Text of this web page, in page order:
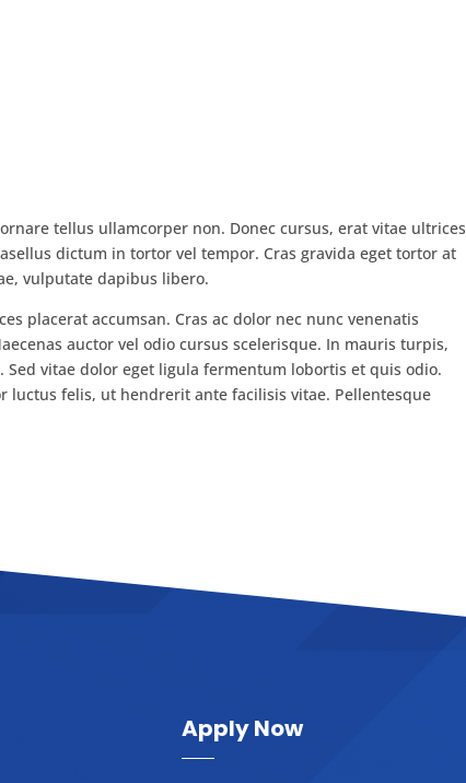
tellus ullamcorper non. Donec cursus, erat vitae ultrices
dictum in tortor vel tempor. Cras gravida eget tortor at
vulputate dapibus libero.
placerat accumsan. Cras ac dolor nec nunc venenatis
auctor vel odio cursus scelerisque. In mauris turpis,
vitae dolor eget ligula fermentum lobortis et quis odio.
luctus felis, ut hendrerit ante facilisis vitae. Pellentesque
Kevin M
and Aaron during a...
...READ MORE
Apply Now